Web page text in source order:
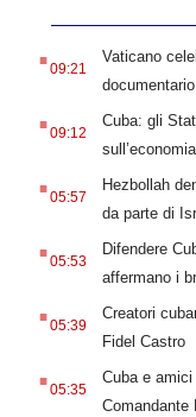
.09:21
Vaticano
.09:12
Cuba: gli
.05:57
Hezbollah
da parte di
.05:53
Difendere
affermano i
.05:39
Creatori
Fidel Castro
.05:35
Cuba e
Comandante